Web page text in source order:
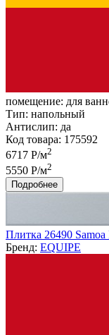
помещение: для
Тип: напольный
Антислип: да
Код товара: 175592
6717 Р/м2
5550 Р/м2
Подробнее
Плитка 26490
Бренд: EQUIPE